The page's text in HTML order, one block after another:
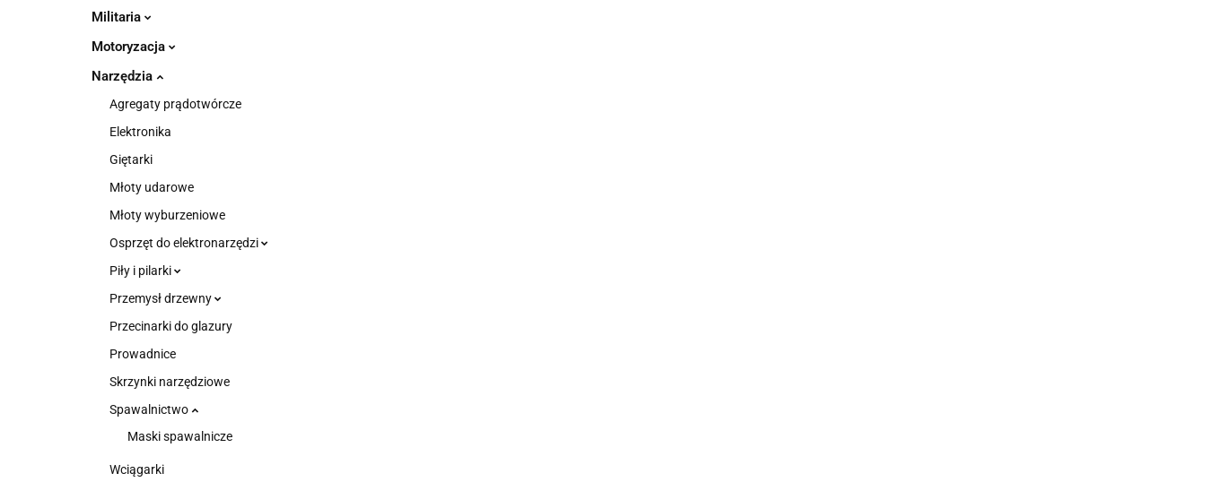
Militaria
Motoryzacja
Narzędzia
Agregaty prądotwórcze
Elektronika
Giętarki
Młoty udarowe
Młoty wyburzeniowe
Osprzęt do elektronarzędzi
Piły i pilarki
Przemysł drzewny
Przecinarki do glazury
Prowadnice
Skrzynki narzędziowe
Spawalnictwo
Maski spawalnicze
Wciągarki